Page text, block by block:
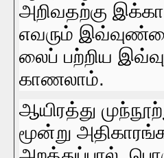
அறிவதற்கு
எவரும்‌
லைப்‌ பற்றிய
காணலாம்‌.
ஆயிரத்து
மூன்று